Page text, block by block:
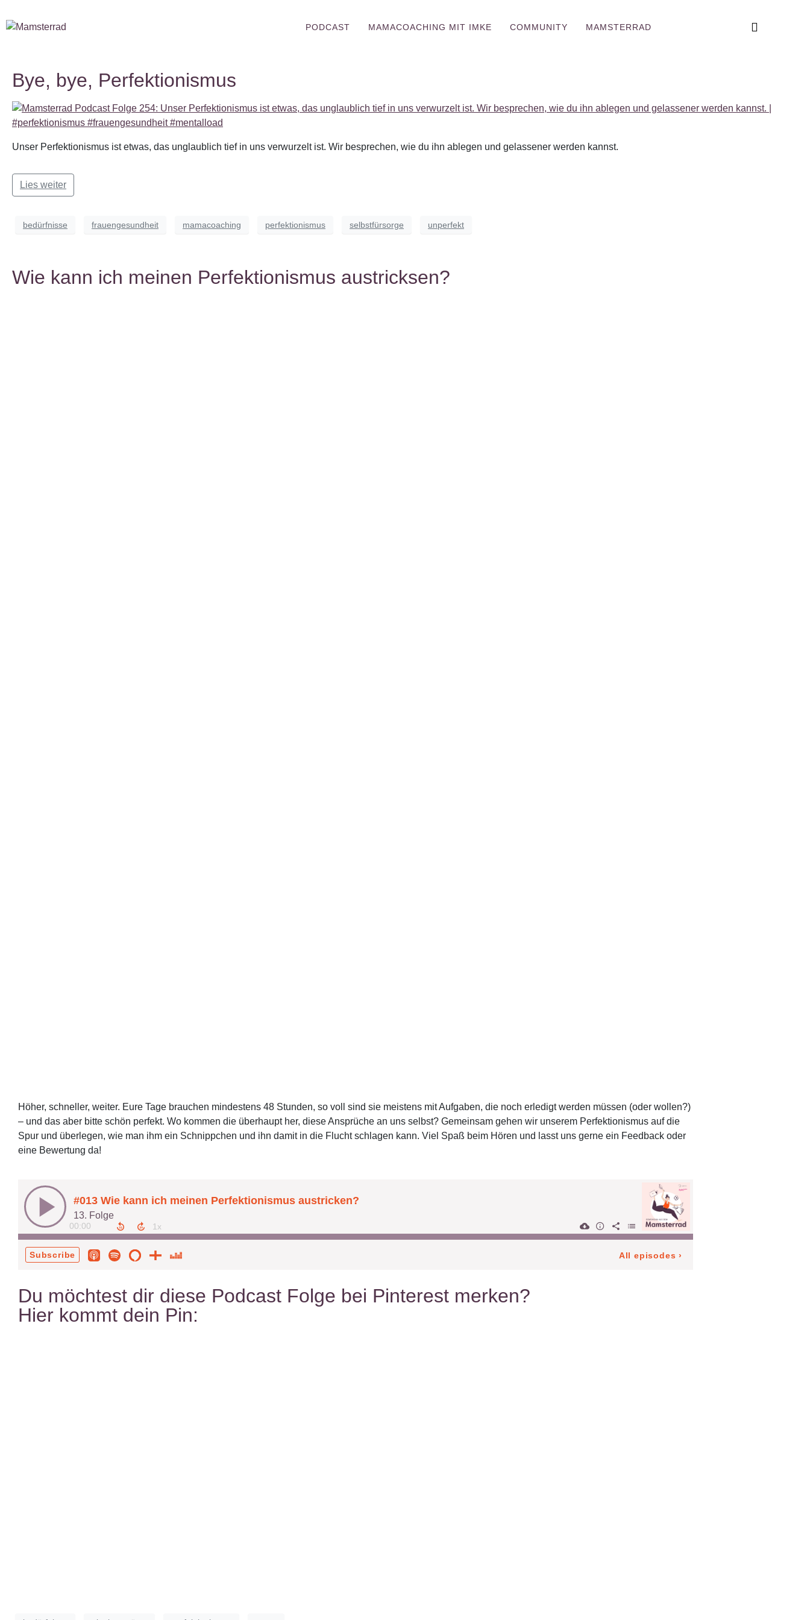
PODCAST MAMACOACHING MIT IMKE COMMUNITY MAMSTERRAD
Bye, bye, Perfektionismus
Unser Perfektionismus ist etwas, das unglaublich tief in uns verwurzelt ist. Wir besprechen, wie du ihn ablegen und gelassener werden kannst.
Lies weiter
bedürfnisse frauengesundheit mamacoaching perfektionismus selbstfürsorge unperfekt
Wie kann ich meinen Perfektionismus austricksen?
Höher, schneller, weiter. Eure Tage brauchen mindestens 48 Stunden, so voll sind sie meistens mit Aufgaben, die noch erledigt werden müssen (oder wollen?)
– und das aber bitte schön perfekt. Wo kommen die überhaupt her, diese Ansprüche an uns selbst? Gemeinsam gehen wir unserem Perfektionismus auf die
Spur und überlegen, wie man ihm ein Schnippchen und ihn damit in die Flucht schlagen kann. Viel Spaß beim Hören und lasst uns gerne ein Feedback oder
eine Bewertung da!
Du möchtest dir diese Podcast Folge bei Pinterest merken?
Hier kommt dein Pin: